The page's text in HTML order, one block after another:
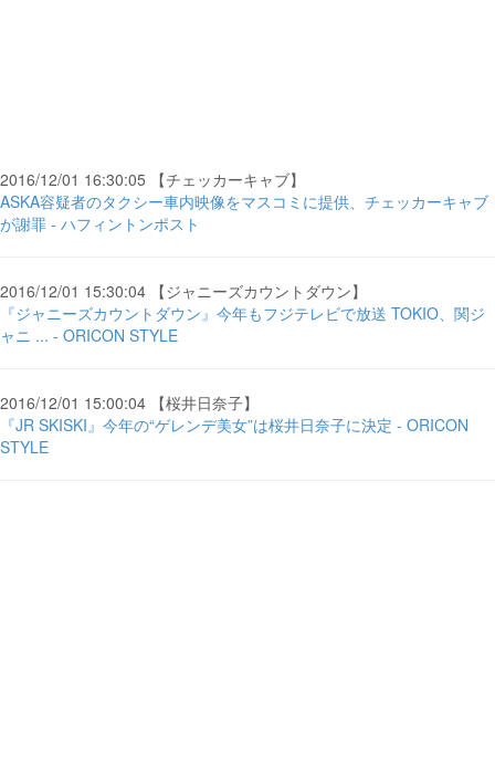
2016/12/01 16:30:05 【チェッカーキャブ】
ASKA容疑者のタクシー車内映像をマスコミに提供、チェッカーキャブ
が謝罪 - ハフィントンポスト
2016/12/01 15:30:04 【ジャニーズカウントダウン】
『ジャニーズカウントダウン』今年もフジテレビで放送 TOKIO、関ジ
ャニ ... - ORICON STYLE
2016/12/01 15:00:04 【桜井日奈子】
『JR SKISKI』今年の“ゲレンデ美女”は桜井日奈子に決定 - ORICON
STYLE